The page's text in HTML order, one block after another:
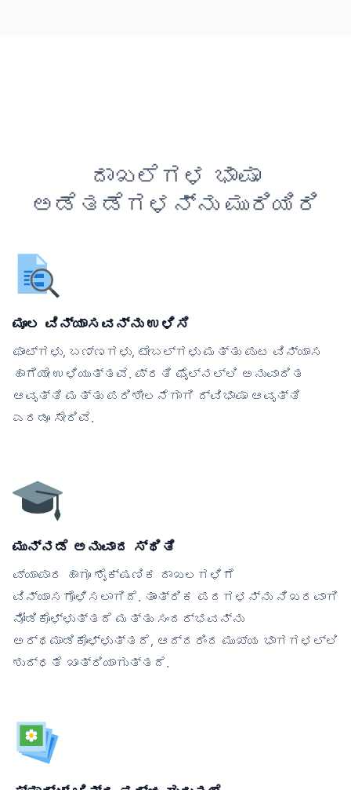
ದಾಖಲೆಗಳ ಭಾಷಾ
ಅಡೆತಡೆಗಳನ್ನು ಮುರಿಯಿರಿ
ಮೂಲ ವಿನ್ಯಾಸವನ್ನು ಉಳಿಸಿ
ಫಾಂಟ್‌ಗಳು, ಬಣ್ಣಗಳು, ಟೇಬಲ್‌ಗಳು ಮತ್ತು ಪುಟ ವಿನ್ಯಾಸ
ಹಾಗೆಯೇ ಉಳಿಯುತ್ತವೆ. ಪ್ರತಿ ಫೈಲ್‌ನಲ್ಲಿ ಅನುವಾದಿತ
ಆವೃತ್ತಿ ಮತ್ತು ಪರಿಶೀಲನೆಗಾಗಿ ದ್ವಿಭಾಷಾ ಆವೃತ್ತಿ
ಎರಡೂ ಸೇರಿವೆ.
ಮುನ್ನಡೆ ಅನುವಾದ ಸ್ಥಿತಿ
ವ್ಯಾಪಾರ ಹಾಗೂ ಶೈಕ್ಷಣಿಕ ದಾಖಲಗಳಿಗೆ
ವಿನ್ಯಾಸಗೊಳಿಸಲಾಗಿದೆ. ತಾಂತ್ರಿಕ ಪದಗಳನ್ನು ನಿಖರವಾಗಿ
ನೋಡಿಕೊಳ್ಳುತ್ತದೆ ಮತ್ತು ಸಂದರ್ಭವನ್ನು
ಅರ್ಥಮಾಡಿಕೊಳ್ಳುತ್ತದೆ, ಆದ್ದರಿಂದ ಮುಖ್ಯ ಭಾಗಗಳಲ್ಲಿ
ಶುದ್ಧತೆ ಖಾತ್ರಿಯಾಗುತ್ತದೆ.